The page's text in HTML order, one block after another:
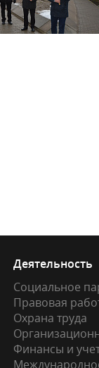
Деятельность
Социальное
Правовая
Охрана труда
Финансы и